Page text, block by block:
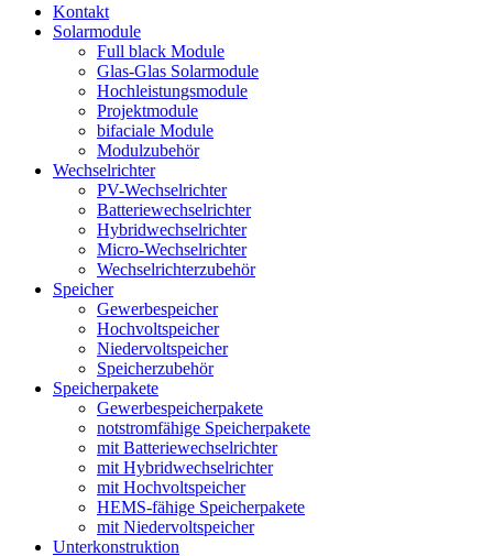
Kontakt
Solarmodule
Full black Module
Glas-Glas Solarmodule
Hochleistungsmodule
Projektmodule
bifaciale Module
Modulzubehör
Wechselrichter
PV-Wechselrichter
Batteriewechselrichter
Hybridwechselrichter
Micro-Wechselrichter
Wechselrichterzubehör
Speicher
Gewerbespeicher
Hochvoltspeicher
Niedervoltspeicher
Speicherzubehör
Speicherpakete
Gewerbespeicherpakete
notstromfähige Speicherpakete
mit Batteriewechselrichter
mit Hybridwechselrichter
mit Hochvoltspeicher
HEMS-fähige Speicherpakete
mit Niedervoltspeicher
Unterkonstruktion